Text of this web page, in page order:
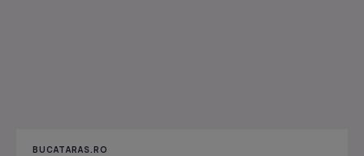
BUCATARAS.RO